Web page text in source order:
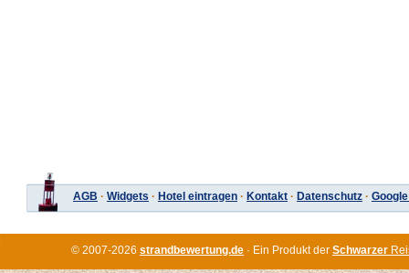
AGB · Widgets · Hotel eintragen · Kontakt · Datenschutz ·
© 2007-2026 strandbewertung.de · Ein Produkt der Schwarzer